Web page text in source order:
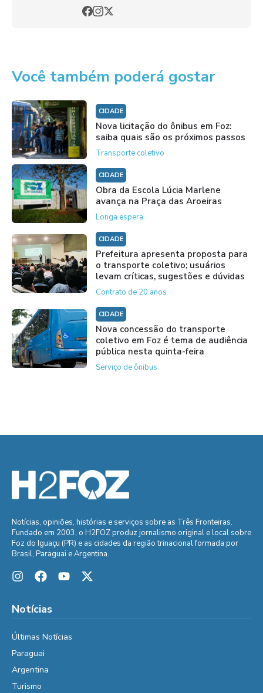
Você também poderá gostar
CIDADE
Nova licitação do ônibus em Foz:
saiba quais são os próximos passos
Transporte coletivo
CIDADE
Obra da Escola Lúcia Marlene
avança na Praça das Aroeiras
Longa espera
CIDADE
Prefeitura apresenta proposta para
o transporte coletivo; usuários
levam críticas, sugestões e dúvidas
Contrato de 20 anos
CIDADE
Nova concessão do transporte
coletivo em Foz é tema de audiência
pública nesta quinta-feira
Serviço de ônibus
Notícias, opiniões, histórias e serviços sobre as Três Fronteiras.
Fundado em 2003, o H2FOZ produz jornalismo original e local sobre
Foz do Iguaçu (PR) e as cidades da região trinacional formada por
Brasil, Paraguai e Argentina.
Notícias
Últimas Notícias
Paraguai
Argentina
Turismo